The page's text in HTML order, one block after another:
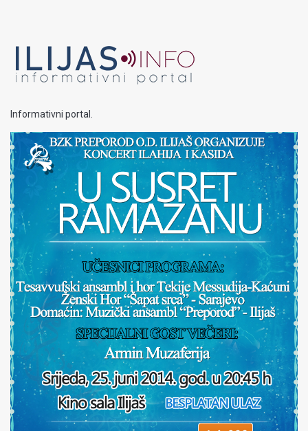
Informativni portal.